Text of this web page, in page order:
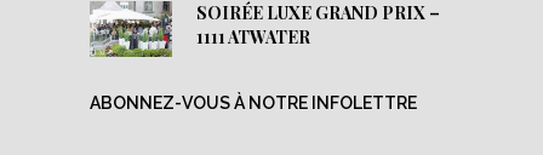
SOIRÉE LUXE GRAND PRIX –
1111 ATWATER
ABONNEZ-VOUS À NOTRE INFOLETTRE